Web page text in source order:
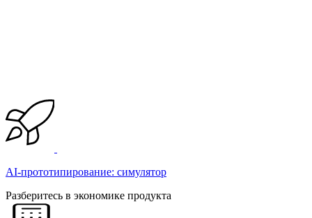
AI-прототипирование: симулятор
Разберитесь в экономике продукта